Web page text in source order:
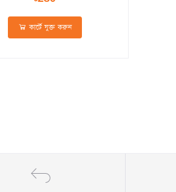
কার্টে যুক্ত করুন